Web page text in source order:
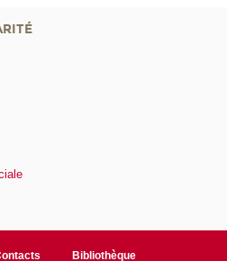
Bibliothèque